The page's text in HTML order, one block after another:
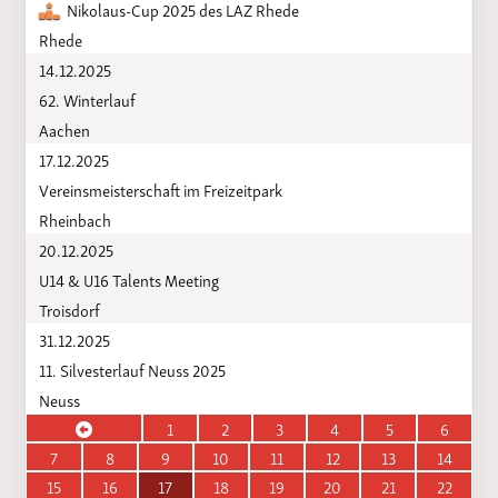
Nikolaus-Cup 2025 des LAZ Rhede
Rhede
14.12.2025
62. Winterlauf
Aachen
17.12.2025
Vereinsmeisterschaft im Freizeitpark
Rheinbach
20.12.2025
U14 & U16 Talents Meeting
Troisdorf
31.12.2025
11. Silvesterlauf Neuss 2025
Neuss
1
2 3 4 5
6
7
8 9 10 11 12 13
14
15
16 17 18 19 20 21 22